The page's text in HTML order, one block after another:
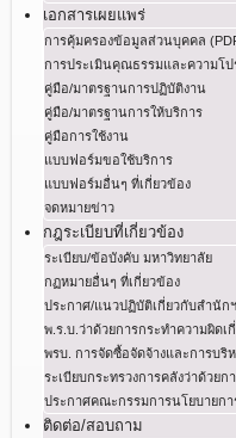
เอกสารเผยแพร่
การคุ้มครองข้อมูลส่วนบุคคล
การประเมินคุณธรรมและความโป
คู่มือ/มาตรฐานการปฏิบัติงาน
คู่มือ/มาตรฐานการให้บริการ
คู่มือการใช้งาน
แบบฟอร์มขอใช้บริการ
แบบฟอร์มอื่นๆ ที่เกี่ยวข้อง
จดหมายข่าว
กฎระเบียบที่เกี่ยวข้อง
ระเบียบ/ข้อบังคับ มหาวิทยาลัย
กฏหมายอื่นๆ ที่เกี่ยวข้อง
ประกาศ/แนวปฏิบัติเกี่ยวกับสำนักฯ
พ.ร.บ.ว่าด้วยการกระทําความผิดเ
พรบ. การจัดซื้อจัดจ้างและการบริ
ระเบียบกระทรวงการคลังว่าด้วยก
ประกาศคณะกรรมการนโยบายก
ติดต่อ/สอบถาม